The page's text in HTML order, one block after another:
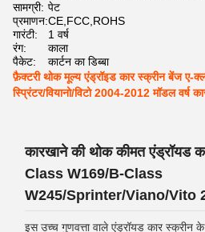
सामग्री: पेट
प्रमाणन:CE,FCC,ROHS
गारंटी:
1 वर्ष
रंग:
काला
पैकेट:
कार्टन का डिब्बा
फ़ैक्टरी थोक मूल्य एंड्रॉइड कार स्क्रीन बेंज ए-
स्प्रिंटर/वियानो/विटो 2004-2012 मॉडल वर्ष
कारखाने की थोक कीमत एंड्रॉयड
Class W169/B-Class
W245/Sprinter/Viano/Vito
इस उच्च गुणवत्ता वाले एंड्रॉयड कार स्क्रीन